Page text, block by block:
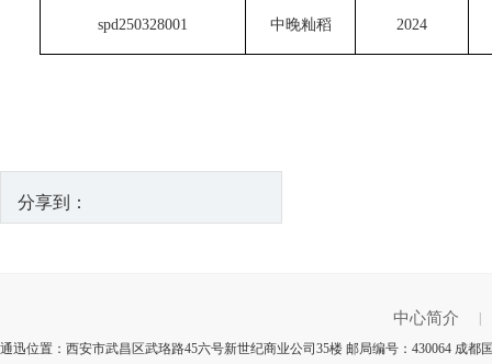
spd250328001 中晚籼稻 2024
分享到：
中心简介
通迅位置：西安市武昌区武珞路45六号新世纪商业公司35楼 邮局编号：430064 成都